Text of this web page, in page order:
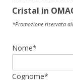
Cristal in
*Promozione riservata
Nome*
Cognome*